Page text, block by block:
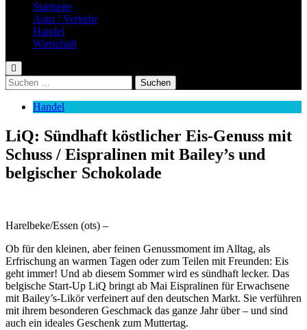
Startseite
Auto / Verkehr
Handel
Wirtschaft
Suchen
nach:
Handel
LiQ: Sündhaft köstlicher Eis-Genuss mit
Schuss / Eispralinen mit Bailey’s und
belgischer Schokolade
Harelbeke/Essen (ots) –
Ob für den kleinen, aber feinen Genussmoment im Alltag, als
Erfrischung an warmen Tagen oder zum Teilen mit Freunden: Eis
geht immer! Und ab diesem Sommer wird es sündhaft lecker. Das
belgische Start-Up LiQ bringt ab Mai Eispralinen für Erwachsene
mit Bailey’s-Likör verfeinert auf den deutschen Markt. Sie verführen
mit ihrem besonderen Geschmack das ganze Jahr über – und sind
auch ein ideales Geschenk zum Muttertag.